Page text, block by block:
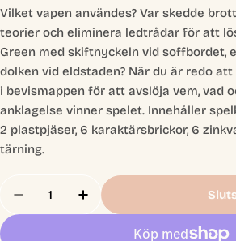
Vilket vapen användes? Var skedde
teorier och eliminera ledtrådar för att
Green med skiftnyckeln vid soffbordet,
dolken vid eldstaden? När du är redo
i bevismappen för att avslöja vem, vad
anklagelse vinner spelet. Innehåller
2 plastpjäser, 6 karaktärsbrickor, 6
tärning.
Minska Antal För Cluedo:
Öka Antal För Cluedo: